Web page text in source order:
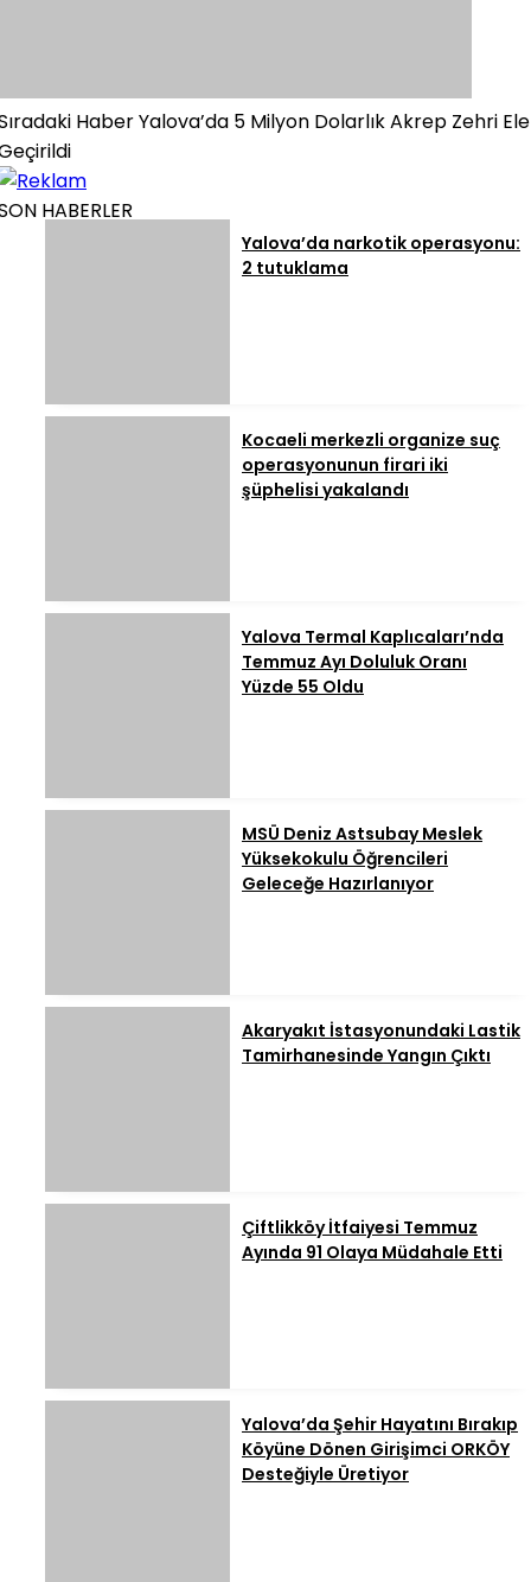
HaberYalova’da 5 Milyon Dolarlık Akrep Zehri Ele
HABERLER
Yalova’da narkotik operasyonu:
2 tutuklama
Kocaeli merkezli organize suç
operasyonunun firari iki
şüphelisi yakalandı
Yalova Termal Kaplıcaları’nda
Temmuz Ayı Doluluk Oranı
Yüzde 55 Oldu
MSÜ Deniz Astsubay Meslek
Yüksekokulu Öğrencileri
Geleceğe Hazırlanıyor
Akaryakıt İstasyonundaki Lastik
Tamirhanesinde Yangın Çıktı
Çiftlikköy İtfaiyesi Temmuz
Ayında 91 Olaya Müdahale Etti
Yalova’da Şehir Hayatını Bırakıp
Köyüne Dönen Girişimci ORKÖY
Desteğiyle Üretiyor